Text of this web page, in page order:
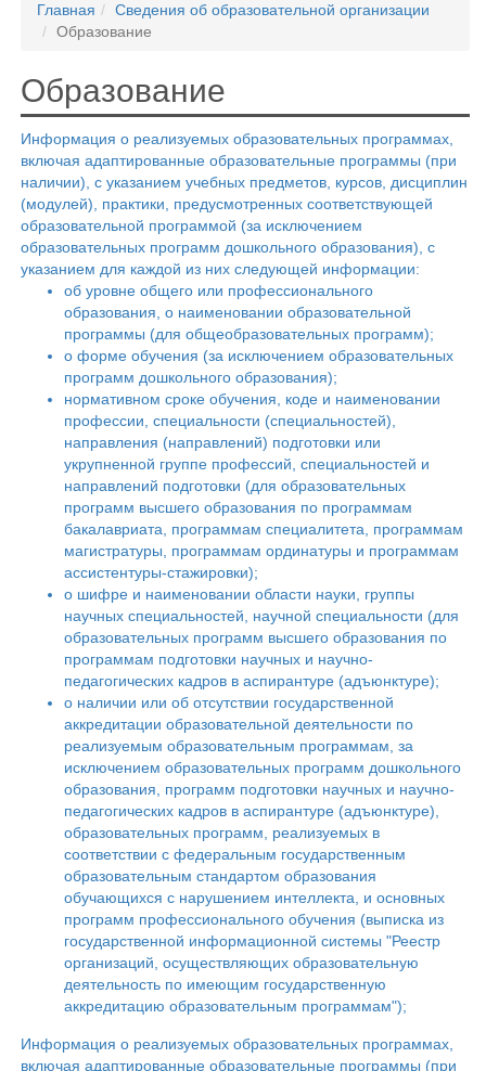
Главная
Сведения об образовательной организации
Образование
Образование
Информация о реализуемых образовательных программах,
включая адаптированные образовательные программы (при
наличии), с указанием учебных предметов, курсов, дисциплин
(модулей), практики, предусмотренных соответствующей
образовательной программой (за исключением
образовательных программ дошкольного образования), с
указанием для каждой из них следующей информации:
об уровне общего или профессионального
образования, о наименовании образовательной
программы (для общеобразовательных программ);
о форме обучения (за исключением образовательных
программ дошкольного образования);
нормативном сроке обучения, коде и наименовании
профессии, специальности (специальностей),
направления (направлений) подготовки или
укрупненной группе профессий, специальностей и
направлений подготовки (для образовательных
программ высшего образования по программам
бакалавриата, программам специалитета, программам
магистратуры, программам ординатуры и программам
ассистентуры-стажировки);
о шифре и наименовании области науки, группы
научных специальностей, научной специальности (для
образовательных программ высшего образования по
программам подготовки научных и научно-
педагогических кадров в аспирантуре (адъюнктуре);
о наличии или об отсутствии государственной
аккредитации образовательной деятельности по
реализуемым образовательным программам, за
исключением образовательных программ дошкольного
образования, программ подготовки научных и научно-
педагогических кадров в аспирантуре (адъюнктуре),
образовательных программ, реализуемых в
соответствии с федеральным государственным
образовательным стандартом образования
обучающихся с нарушением интеллекта, и основных
программ профессионального обучения (выписка из
государственной информационной системы "Реестр
организаций, осуществляющих образовательную
деятельность по имеющим государственную
аккредитацию образовательным программам");
Информация о реализуемых образовательных программах,
включая адаптированные образовательные программы (при